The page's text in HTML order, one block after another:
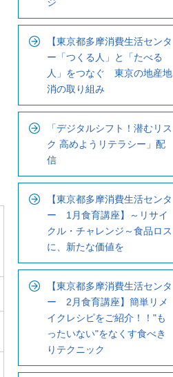
【東京都多摩消費生活センタ
ー「つくる人」と「たべる
人」をつなぐ 東京の地産地
消の取り組み
「デジタルシフト！潜むリス
ク 高めようリテラシー」配
信
【東京都多摩消費生活センタ
ー 1月食育講座】～リサイ
クル・チャレンジ～食品ロス
に、新たな価値を
【東京都多摩消費生活センタ
ー 2月食育講座】簡単リメ
イクレシピをご紹介！！"も
ったいない"をなくす食べき
りテクニック